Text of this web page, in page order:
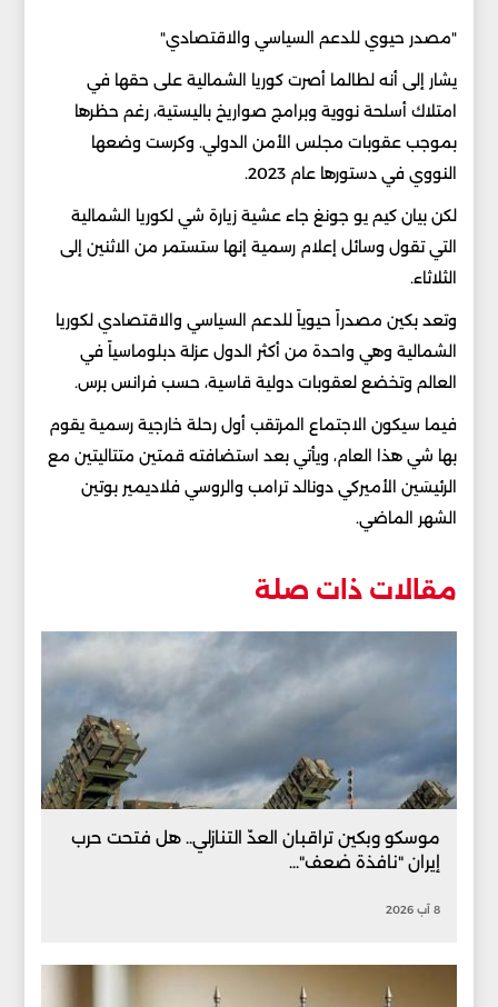
"مصدر حيوي للدعم السياسي والاقتصادي"
يشار إلى أنه لطالما أصرت كوريا الشمالية على حقها في
امتلاك أسلحة نووية وبرامج صواريخ باليستية، رغم حظرها
بموجب عقوبات مجلس الأمن الدولي. وكرست وضعها
النووي في دستورها عام 2023.
لكن بيان كيم يو جونغ جاء عشية زيارة شي لكوريا الشمالية
التي تقول وسائل إعلام رسمية إنها ستستمر من الاثنين إلى
الثلاثاء.
وتعد بكين مصدراً حيوياً للدعم السياسي والاقتصادي لكوريا
الشمالية وهي واحدة من أكثر الدول عزلة دبلوماسياً في
العالم وتخضع لعقوبات دولية قاسية، حسب فرانس برس.
فيما سيكون الاجتماع المرتقب أول رحلة خارجية رسمية يقوم
بها شي هذا العام، ويأتي بعد استضافته قمتين متتاليتين مع
الرئيسَين الأميركي دونالد ترامب والروسي فلاديمير بوتين
الشهر الماضي.
مقالات ذات صلة
موسكو وبكين تراقبان العدّ التنازلي.. هل فتحت حرب
إيران "نافذة ضعف"...
8 آب 2026